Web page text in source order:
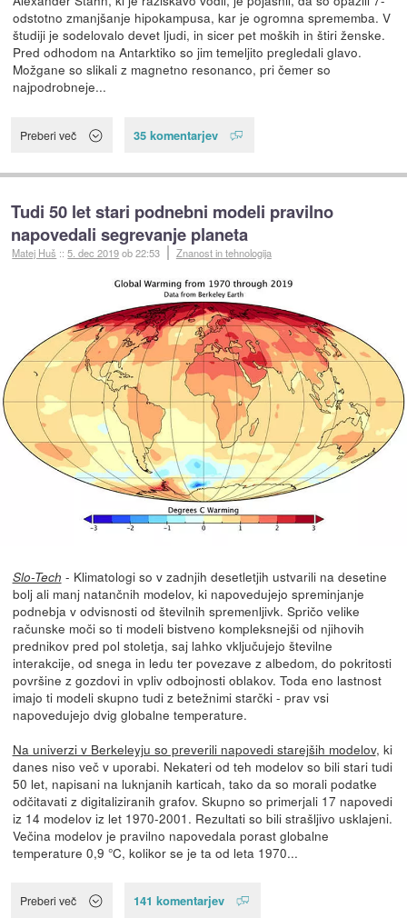
odstotno zmanjšanje hipokampusa, kar je ogromna sprememba. V
študiji je sodelovalo devet ljudi, in sicer pet moških in štiri ženske.
Pred odhodom na Antarktiko so jim temeljito pregledali glavo.
Možgane so slikali z magnetno resonanco, pri čemer so
najpodrobneje...
Preberi več 35 komentarjev
Tudi 50 let stari podnebni modeli pravilno
napovedali segrevanje planeta
Matej Huš ::5. dec 2019ob 22:53 Znanost in tehnologija
Slo-Tech - Klimatologi so v zadnjih desetletjih ustvarili na desetine
bolj ali manj natančnih modelov, ki napovedujejo spreminjanje
podnebja v odvisnosti od številnih spremenljivk. Spričo velike
računske moči so ti modeli bistveno kompleksnejši od njihovih
prednikov pred pol stoletja, saj lahko vključujejo številne
interakcije, od snega in ledu ter povezave z albedom, do pokritosti
površine z gozdovi in vpliv odbojnosti oblakov. Toda eno lastnost
imajo ti modeli skupno tudi z betežnimi starčki - prav vsi
napovedujejo dvig globalne temperature.
Na univerzi v Berkeleyju so preverili napovedi starejših modelov, ki
danes niso več v uporabi. Nekateri od teh modelov so bili stari tudi
50 let, napisani na luknjanih karticah, tako da so morali podatke
odčitavati z digitaliziranih grafov. Skupno so primerjali 17 napovedi
iz 14 modelov iz let 1970-2001. Rezultati so bili strašljivo usklajeni.
Večina modelov je pravilno napovedala porast globalne
temperature 0,9 °C, kolikor se je ta od leta 1970...
Preberi več 141 komentarjev